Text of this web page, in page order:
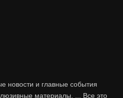
новости и главные события
материалы, ... Все это